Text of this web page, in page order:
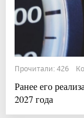
Прочитали: 426
Ранее его
2027 года